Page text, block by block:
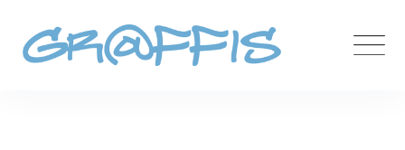
content